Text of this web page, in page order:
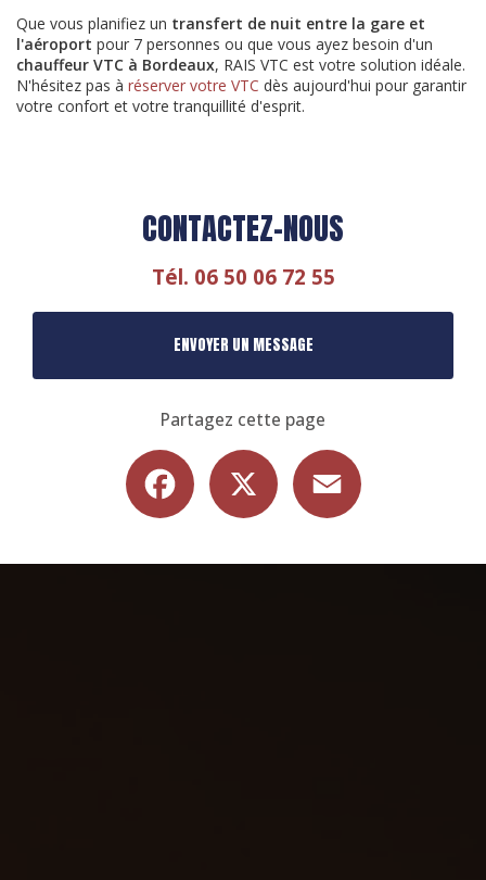
Que vous planifiez un transfert de nuit entre la gare et
l'aéroport pour 7 personnes ou que vous ayez besoin d'un
chauffeur VTC à Bordeaux, RAIS VTC est votre solution idéale.
N'hésitez pas à réserver votre VTC dès aujourd'hui pour garantir
votre confort et votre tranquillité d'esprit.
CONTACTEZ-NOUS
Tél. 06 50 06 72 55
ENVOYER UN MESSAGE
Partagez cette page
Facebook